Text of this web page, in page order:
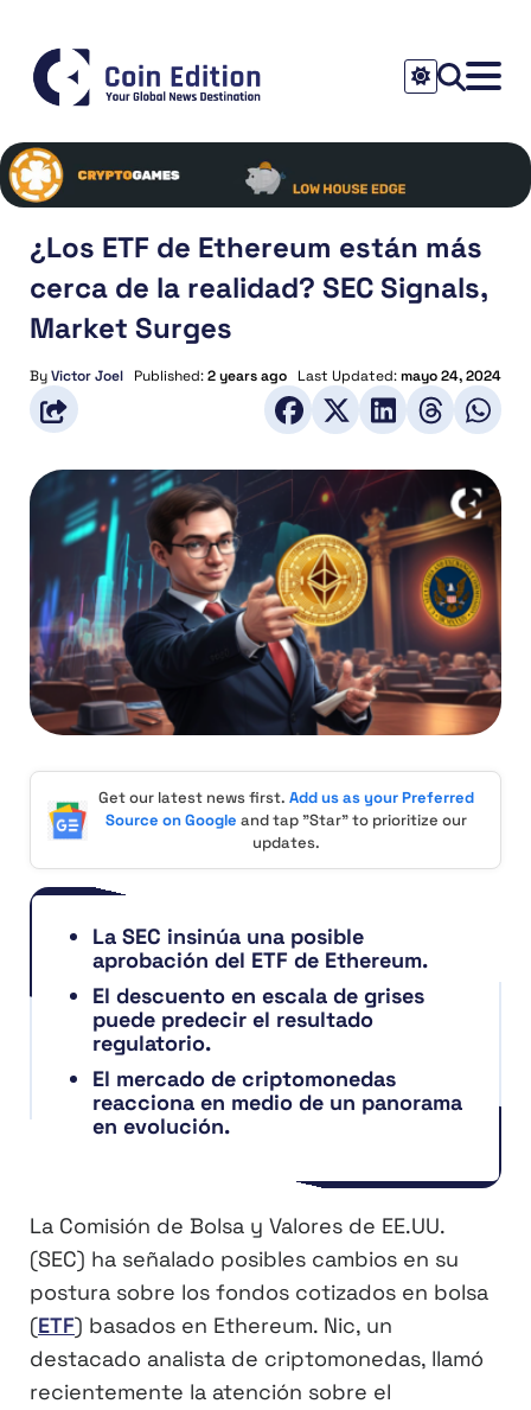
¿Los ETF de Ethereum están más
cerca de la realidad? SEC Signals,
Market Surges
ByVictor Joel Published:2 years ago Last Updated:mayo 24, 2024
Get our latest news first. Add us as your Preferred
Source on Google and tap "Star" to prioritize our
updates.
La SEC insinúa una posible
aprobación del ETF de Ethereum.
El descuento en escala de grises
puede predecir el resultado
regulatorio.
El mercado de criptomonedas
reacciona en medio de un panorama
en evolución.
La Comisión de Bolsa y Valores de EE.UU.
(SEC) ha señalado posibles cambios en su
postura sobre los fondos cotizados en bolsa
(ETF) basados en Ethereum. Nic, un
destacado analista de criptomonedas, llamó
recientemente la atención sobre el